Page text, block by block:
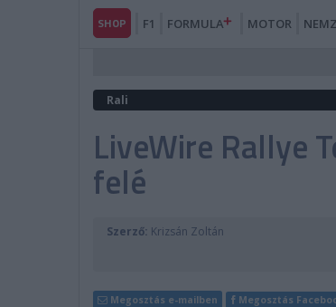
SHOP F1 FORMULA MOTOR
Rali
LiveWire Rallye
felé
Szerző: Krizsán Zoltán
Megosztás e-mailben Megosztás